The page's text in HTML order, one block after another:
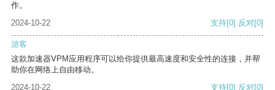
作。
2024-10-22
支持[0] 反对[0]
游客
这款加速器VPM应用程序可以给你提供最高速度和安全性的连接，并帮
助你在网络上自由移动。
2024-10-22
支持[0] 反对[0]